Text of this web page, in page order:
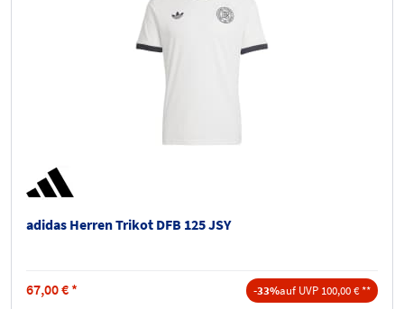
adidas Herren Trikot DFB 125 JSY
67,00€ * -33%auf UVP 100,00 € **